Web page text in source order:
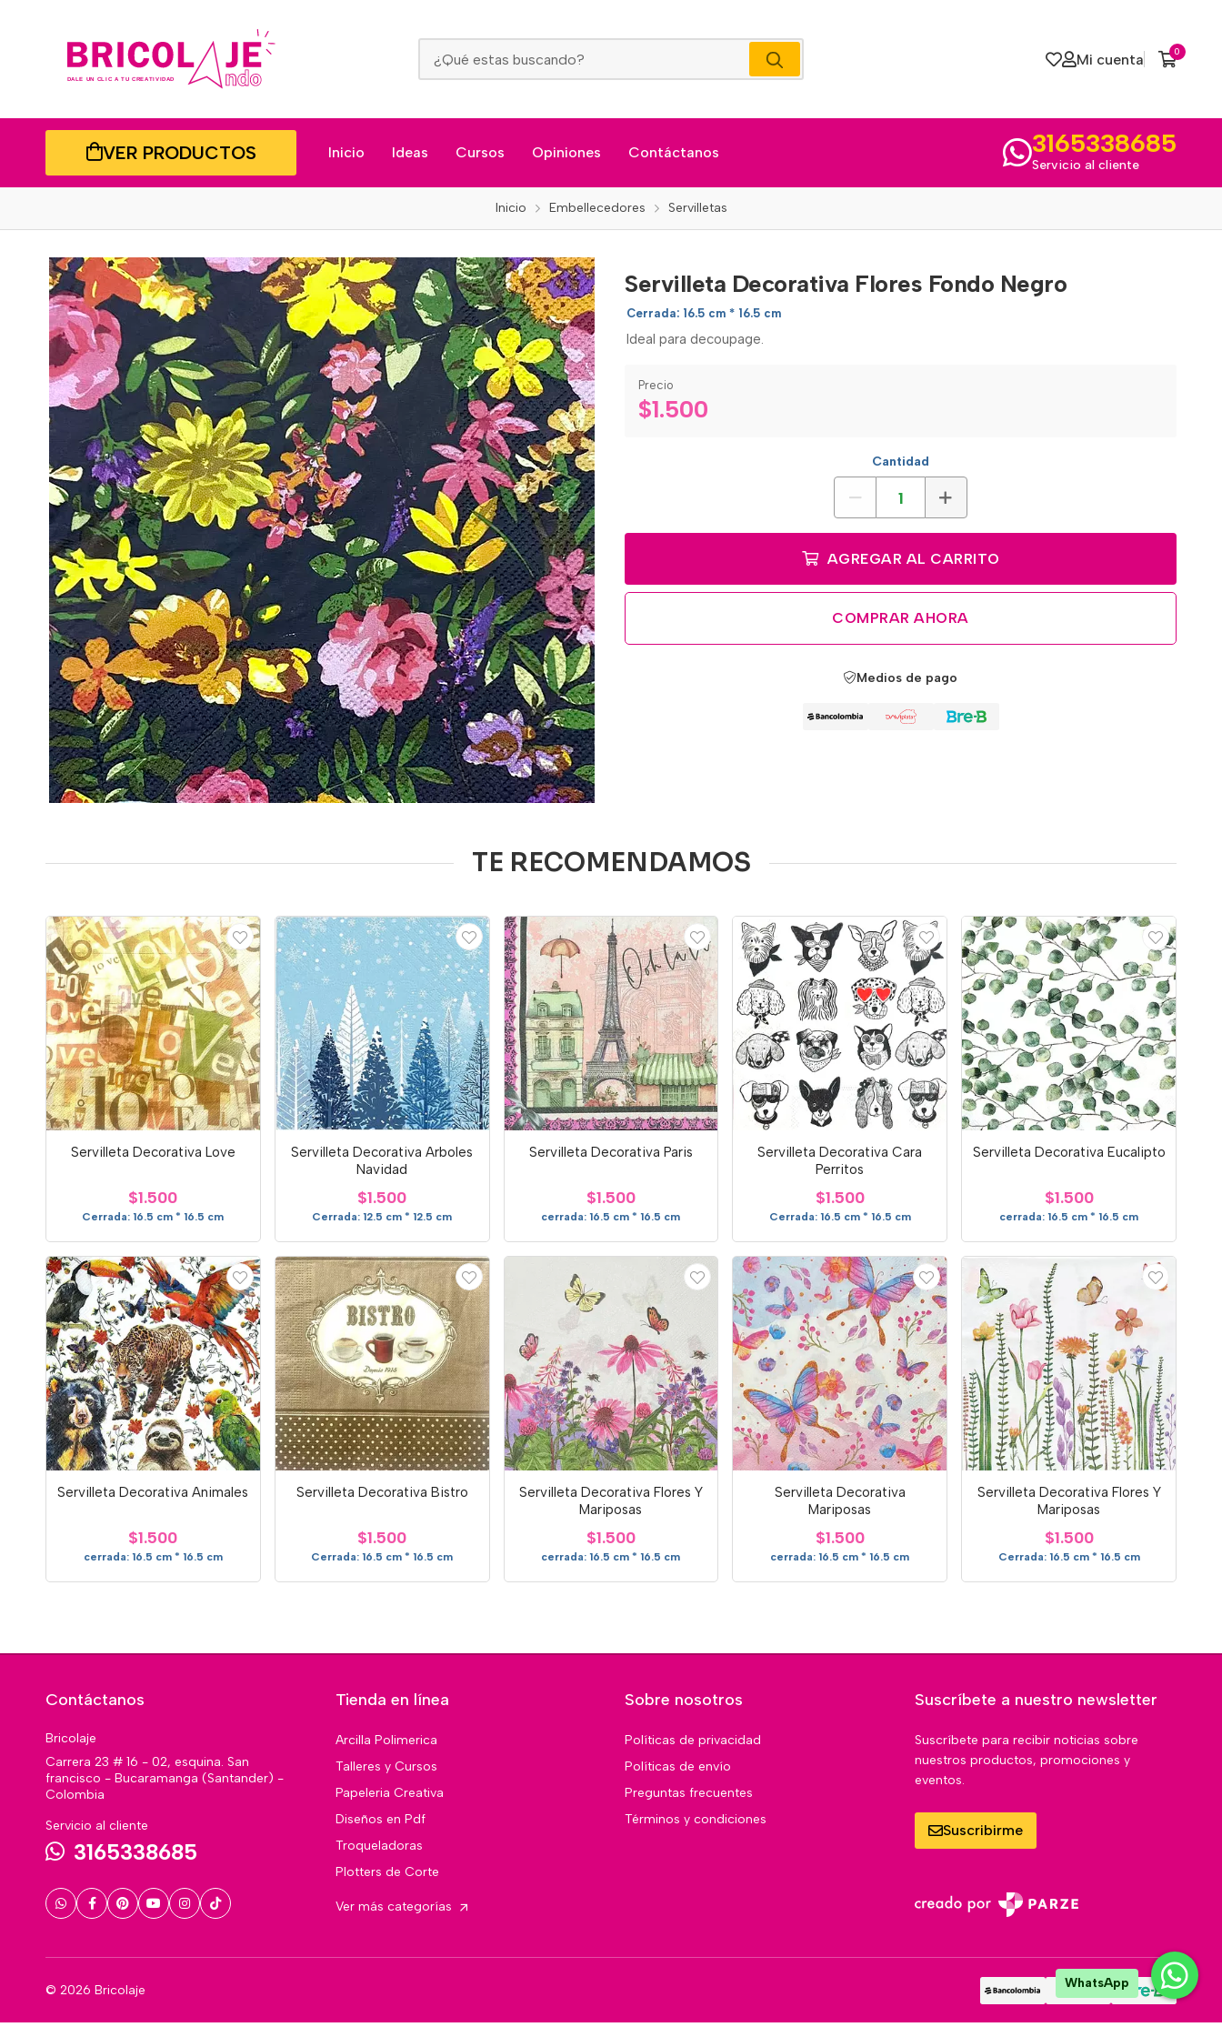
Mi cuenta 0
VER PRODUCTOS Inicio Ideas Cursos Opiniones Contáctanos 3165338685
Servicio al cliente
Inicio Embellecedores Servilletas
Servilleta Decorativa Flores Fondo Negro
Cerrada: 16.5 cm * 16.5 cm
Ideal para decoupage.
Precio
$1.500
Cantidad
AGREGAR AL CARRITO
COMPRAR AHORA
Medios de pago
TE RECOMENDAMOS
Servilleta Decorativa Love
$1.500
Cerrada: 16.5 cm * 16.5 cm
Servilleta Decorativa Arboles
Navidad
$1.500
Cerrada: 12.5 cm * 12.5 cm
Servilleta Decorativa Paris
$1.500
cerrada: 16.5 cm * 16.5 cm
Servilleta Decorativa Cara
Perritos
$1.500
Cerrada: 16.5 cm * 16.5 cm
Servilleta Decorativa Eucalipto
$1.500
cerrada: 16.5 cm * 16.5 cm
Servilleta Decorativa Animales
$1.500
cerrada: 16.5 cm * 16.5 cm
Servilleta Decorativa Bistro
$1.500
Cerrada: 16.5 cm * 16.5 cm
Servilleta Decorativa Flores Y
Mariposas
$1.500
cerrada: 16.5 cm * 16.5 cm
Servilleta Decorativa
Mariposas
$1.500
cerrada: 16.5 cm * 16.5 cm
Servilleta Decorativa Flores Y
Mariposas
$1.500
Cerrada: 16.5 cm * 16.5 cm
Contáctanos
Bricolaje
Carrera 23 # 16 - 02, esquina. San
francisco - Bucaramanga (Santander) -
Colombia
Servicio al cliente
3165338685
Tienda en línea
Arcilla Polimerica
Talleres y Cursos
Papeleria Creativa
Diseños en Pdf
Troqueladoras
Plotters de Corte
Ver más categorías
Sobre nosotros
Políticas de privacidad
Políticas de envío
Preguntas frecuentes
Términos y condiciones
Suscríbete a nuestro newsletter
Suscríbete para recibir noticias sobre
nuestros productos, promociones y
eventos.
Suscribirme
© 2026 Bricolaje WhatsApp